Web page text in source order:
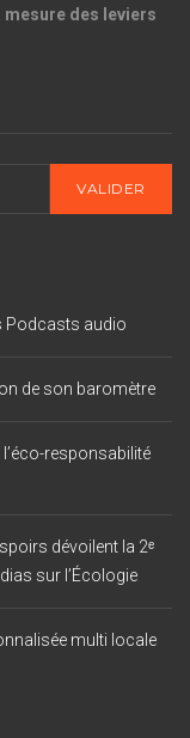
des leviers
Podcasts audio
de son baromètre
responsabilité
dévoilent la 2ᵉ
sur l’Écologie
multi locale